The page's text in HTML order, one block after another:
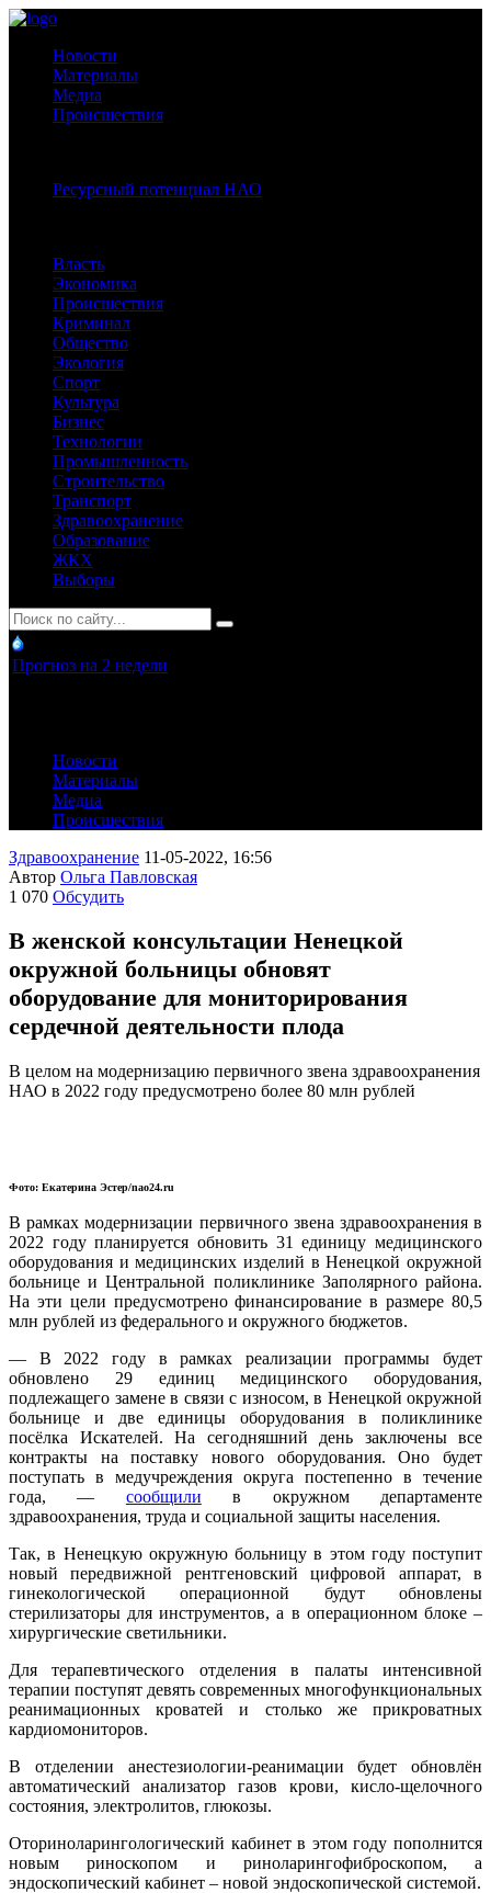
Новости
Материалы
Медиа
Происшествия
Ресурсный потенциал НАО
Власть
Экономика
Происшествия
Криминал
Общество
Экология
Спорт
Культура
Бизнес
Технологии
Промышленность
Строительство
Транспорт
Здравоохранение
Образование
ЖКХ
Выборы
Прогноз на 2 недели
Новости
Материалы
Медиа
Происшествия
Здравоохранение 11-05-2022, 16:56
Автор Ольга Павловская
1 070 Обсудить
В женской консультации Ненецкой
окружной больницы обновят
оборудование для мониторирования
сердечной деятельности плода
В целом на модернизацию первичного звена здравоохранения
НАО в 2022 году предусмотрено более 80 млн рублей
Фото: Екатерина Эстер/nao24.ru
В рамках модернизации первичного звена здравоохранения в
2022 году планируется обновить 31 единицу медицинского
оборудования и медицинских изделий в Ненецкой окружной
больнице и Центральной поликлинике Заполярного района.
На эти цели предусмотрено финансирование в размере 80,5
млн рублей из федерального и окружного бюджетов.
— В 2022 году в рамках реализации программы будет
обновлено 29 единиц медицинского оборудования,
подлежащего замене в связи с износом, в Ненецкой окружной
больнице и две единицы оборудования в поликлинике
посёлка Искателей. На сегодняшний день заключены все
контракты на поставку нового оборудования. Оно будет
поступать в медучреждения округа постепенно в течение
года, — сообщили в окружном департаменте
здравоохранения, труда и социальной защиты населения.
Так, в Ненецкую окружную больницу в этом году поступит
новый передвижной рентгеновский цифровой аппарат, в
гинекологической операционной будут обновлены
стерилизаторы для инструментов, а в операционном блоке –
хирургические светильники.
Для терапевтического отделения в палаты интенсивной
терапии поступят девять современных многофункциональных
реанимационных кроватей и столько же прикроватных
кардиомониторов.
В отделении анестезиологии-реанимации будет обновлён
автоматический анализатор газов крови, кисло-щелочного
состояния, электролитов, глюкозы.
Оториноларингологический кабинет в этом году пополнится
новым риноскопом и риноларингофиброскопом, а
эндоскопический кабинет – новой эндоскопической системой.